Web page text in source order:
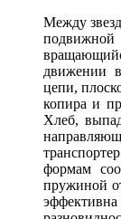
Между
движении
цепи,
копира и
Хлеб,
формам
пружиной